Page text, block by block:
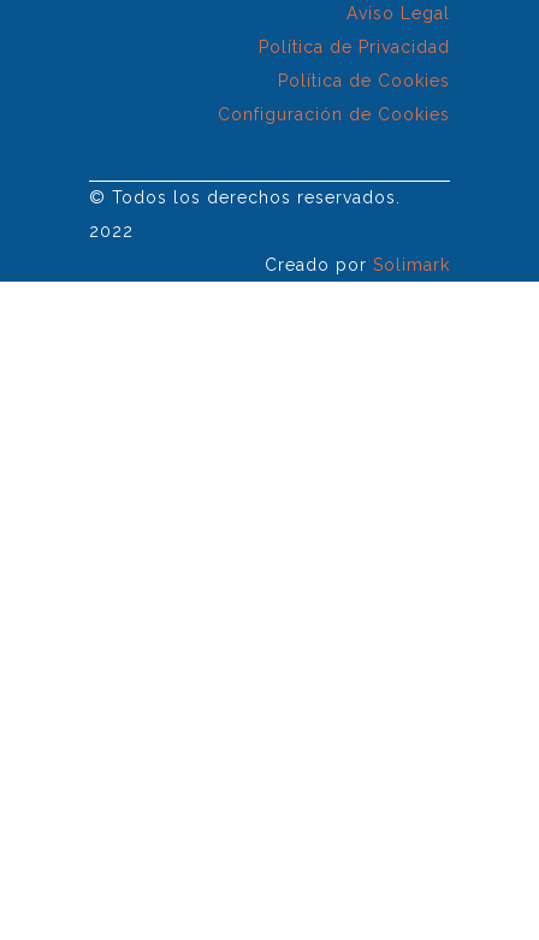
Aviso Legal
Política de Privacidad
Política de Cookies
Configuración de Cookies
© Todos los derechos reservados.
2022
Creado por Solimark